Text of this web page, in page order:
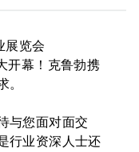
展览会
开幕！克鲁勃携
与您面对面交
行业资深人士还